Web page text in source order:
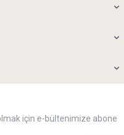
için e-bültenimize abone